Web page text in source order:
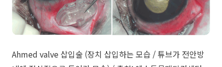
​Ahmed valve 삽입술 (장치 삽입하는 모습 / 튜브가 전안방